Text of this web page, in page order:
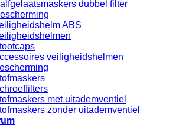
dubbel filter
ABS
veiligheidshelmen
met uitademventiel
zonder uitademventiel